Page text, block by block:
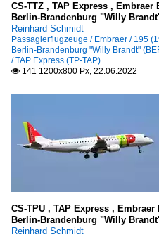
CS-TTZ , TAP Express , Embraer
Berlin-Brandenburg "Willy
Reinhard Schmidt
Passagierflugzeuge / Embraer / 195
Berlin-Brandenburg "Willy Brandt"
/ TAP Express (TP-TAP)
 141 1200x800 Px, 22.06.2022
CS-TPU , TAP Express , Embraer
Berlin-Brandenburg "Willy
Reinhard Schmidt